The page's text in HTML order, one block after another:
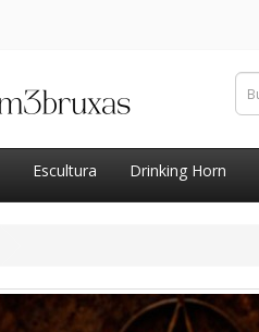
Escultura Drinking Horn